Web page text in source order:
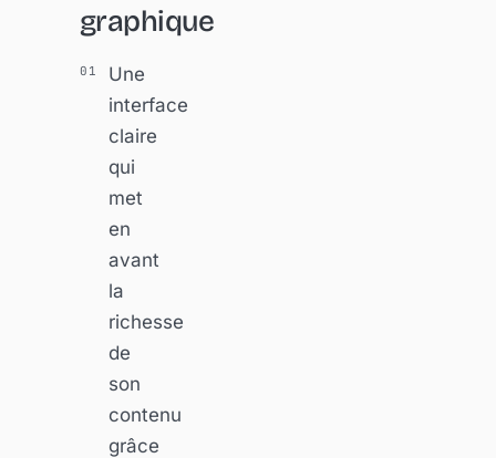
graphique
Une
interface
claire
qui
met
en
avant
la
richesse
de
son
contenu
grâce